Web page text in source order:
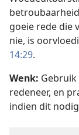
goeie rede die
nie, is
14:29.
Wenk:
redeneer, en
indien dit